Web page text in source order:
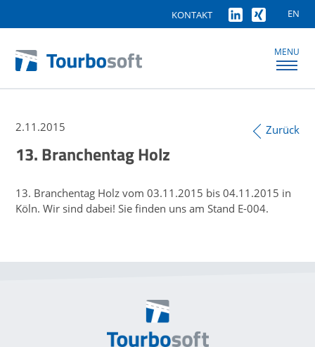
EN
KONTAKT
MENU
2.11.2015
13. Branchentag Holz
13. Branchentag Holz vom 03.11.2015 bis 04.11.2015 in
Köln. Wir sind dabei! Sie finden uns am Stand E-004.
Zurück